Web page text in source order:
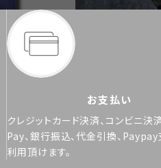
お支払い
クレジットカード決済、コンビニ決
Pay、銀行振込、代金引換、
利用頂けます。